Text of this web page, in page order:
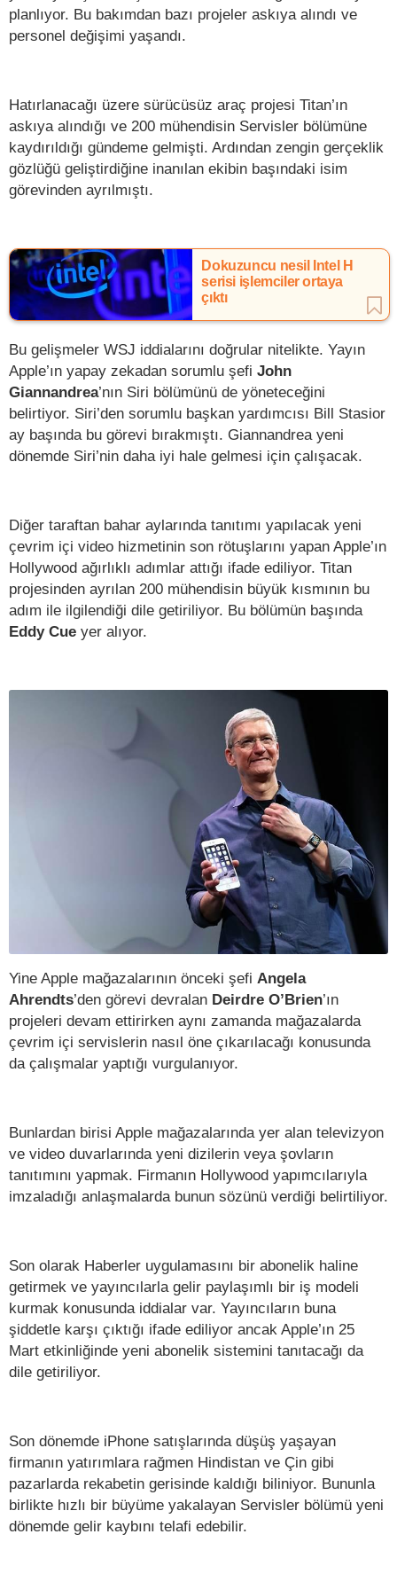
planlıyor. Bu bakımdan bazı projeler askıya alındı ve
personel değişimi yaşandı.
Hatırlanacağı üzere sürücüsüz araç projesi Titan’ın
askıya alındığı ve 200 mühendisin Servisler bölümüne
kaydırıldığı gündeme gelmişti. Ardından zengin gerçeklik
gözlüğü geliştirdiğine inanılan ekibin başındaki isim
görevinden ayrılmıştı.
Dokuzuncu nesil Intel H
serisi işlemciler ortaya
çıktı
Bu gelişmeler WSJ iddialarını doğrular nitelikte. Yayın
Apple’ın yapay zekadan sorumlu şefi John
Giannandrea’nın Siri bölümünü de yöneteceğini
belirtiyor. Siri’den sorumlu başkan yardımcısı Bill Stasior
ay başında bu görevi bırakmıştı. Giannandrea yeni
dönemde Siri’nin daha iyi hale gelmesi için çalışacak.
Diğer taraftan bahar aylarında tanıtımı yapılacak yeni
çevrim içi video hizmetinin son rötuşlarını yapan Apple’ın
Hollywood ağırlıklı adımlar attığı ifade ediliyor. Titan
projesinden ayrılan 200 mühendisin büyük kısmının bu
adım ile ilgilendiği dile getiriliyor. Bu bölümün başında
Eddy Cue yer alıyor.
Yine Apple mağazalarının önceki şefi Angela
Ahrendts’den görevi devralan Deirdre O’Brien’ın
projeleri devam ettirirken aynı zamanda mağazalarda
çevrim içi servislerin nasıl öne çıkarılacağı konusunda
da çalışmalar yaptığı vurgulanıyor.
Bunlardan birisi Apple mağazalarında yer alan televizyon
ve video duvarlarında yeni dizilerin veya şovların
tanıtımını yapmak. Firmanın Hollywood yapımcılarıyla
imzaladığı anlaşmalarda bunun sözünü verdiği belirtiliyor.
Son olarak Haberler uygulamasını bir abonelik haline
getirmek ve yayıncılarla gelir paylaşımlı bir iş modeli
kurmak konusunda iddialar var. Yayıncıların buna
şiddetle karşı çıktığı ifade ediliyor ancak Apple’ın 25
Mart etkinliğinde yeni abonelik sistemini tanıtacağı da
dile getiriliyor.
Son dönemde iPhone satışlarında düşüş yaşayan
firmanın yatırımlara rağmen Hindistan ve Çin gibi
pazarlarda rekabetin gerisinde kaldığı biliniyor. Bununla
birlikte hızlı bir büyüme yakalayan Servisler bölümü yeni
dönemde gelir kaybını telafi edebilir.